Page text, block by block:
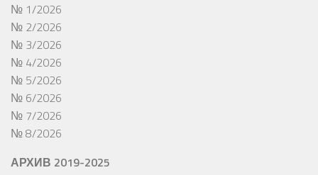
№ 1/2026
№ 2/2026
№ 3/2026
№ 4/2026
№ 5/2026
№ 6/2026
№ 7/2026
№ 8/2026
АРХИВ 2019-2025